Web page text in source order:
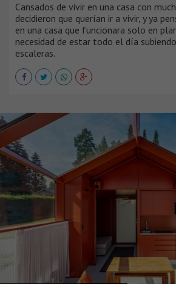
Cansados de vivir en una casa con
decidieron que querían ir a vivir, y ya
en una casa que funcionara solo en
necesidad de estar todo el día
escaleras.